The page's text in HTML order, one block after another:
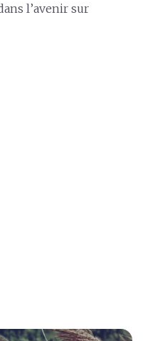
l’avenir sur